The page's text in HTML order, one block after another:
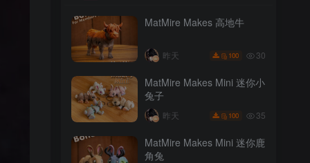
MatMire Makes 高地牛
昨天 100 30
MatMire Makes Mini 迷你小
兔子
昨天 100 35
MatMire Makes Mini 迷你鹿
角兔